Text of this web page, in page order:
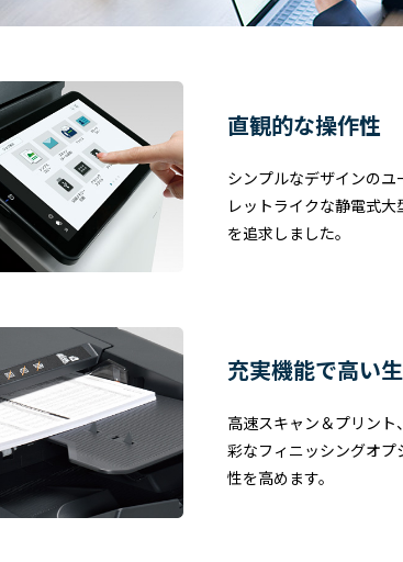
直観的な操作性
シンプルなデザインの
レットライクな静電式
を追求しました。
充実機能で高い
高速スキャン＆プリン
彩なフィニッシングオ
性を高めます。